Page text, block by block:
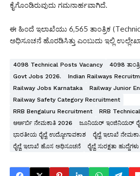
ಕೈಗೊಂಡಿರುವುದು ಗಮನಾರ್ಹವಾಗಿದೆ.
ಈ ಹಿಂದೆ ಇಲಾಖೆಯು 6,565 ತಾಂತ್ರಿಕ
ಅಧಿಸೂಚನೆ ಹೊರಡಿಸಿತ್ತು ಎಂಬುದು ಇಲ್ಲಿ
4098 Technical Posts Vacancy
4098
Govt Jobs 2026.
Indian Railways
Railway Jobs Karnataka
Railway Junior
Railway Safety Category Recruitment
RRB Bengaluru Recruitment
RRB
ಆರ್ಆರ್ಬಿ ನೇಮಕಾತಿ 2026
ಜೂನಿಯರ್ ಇಂಜಿನಿಯರ್
ಭಾರತೀಯ ರೈಲ್ವೆ ಉದ್ಯೋಗಾವಕಾಶ
ರೈಲ್ವೆ ಇಲಾಖೆ
ರೈಲ್ವೆ ಇಲಾಖೆ ಹೊಸ ಅಧಿಸೂಚನೆ
ರೈಲ್ವೆ ಸುರಕ್ಷತಾ ಹುದ್ದೆಗಳು